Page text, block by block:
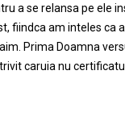
a se relansa pe ele
fiindca am inteles ca
Prima Doamna
caruia nu